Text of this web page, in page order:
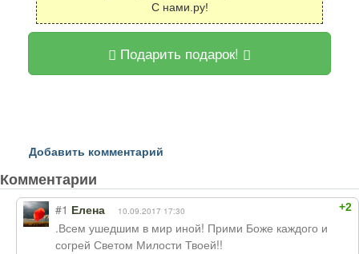
С нами.ру!
Подарить подарок!
Добавить комментарий
Комментарии
+2
#1 Елена 10.09.2017 17:30
.Всем ушедшим в мир иной! Прими Боже каждого и
согрей Светом Милости Твоей!!